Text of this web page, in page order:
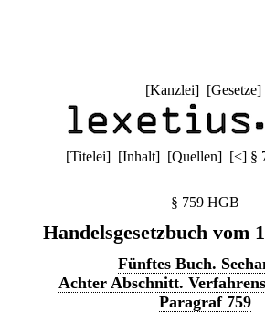
[Kanzlei] [Gesetze]
[Titelei] [Inhalt] [Quellen] [<] §
§ 759 HGB
Handelsgesetzbuch vom
Fünftes Buch.
Achter Abschnitt.
Paragraf 759